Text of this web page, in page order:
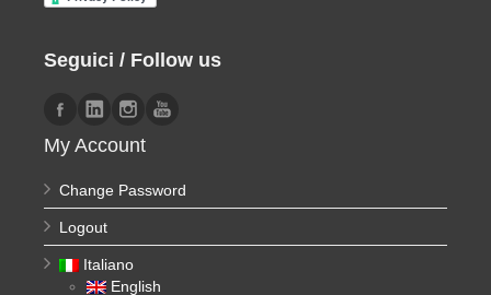
Seguici / Follow us
My Account
Change Password
Logout
Italiano
English